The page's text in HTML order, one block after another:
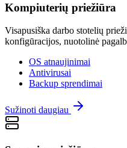
Kompiuterių priežiūra
Visapusiška darbo stotelių
konfigūracijos, nuotolinė
OS atnaujinimai
Antivirusai
Backup sprendimai
Sužinoti daugiau